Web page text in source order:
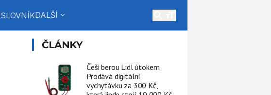
SLOVNÍKDALŠÍ expand_more
ČLÁNKY
Češi berou Lidl útokem.
Prodává digitální
vychytávku za 300 Kč,